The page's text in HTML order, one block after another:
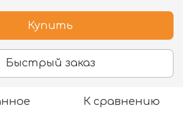
Купить
Быстрый заказ
К сравнению